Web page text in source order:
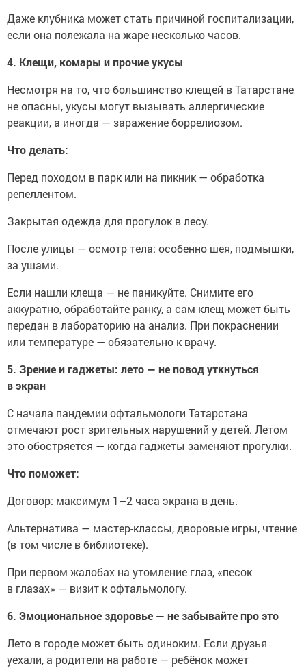
Даже клубника может стать причиной госпитализации,
если она полежала на жаре несколько часов.
4. Клещи, комары и прочие укусы
Несмотря на то, что большинство клещей в Татарстане
не опасны, укусы могут вызывать аллергические
реакции, а иногда — заражение боррелиозом.
Что делать:
Перед походом в парк или на пикник — обработка
репеллентом.
Закрытая одежда для прогулок в лесу.
После улицы — осмотр тела: особенно шея, подмышки,
за ушами.
Если нашли клеща — не паникуйте. Снимите его
аккуратно, обработайте ранку, а сам клещ может быть
передан в лабораторию на анализ. При покраснении
или температуре — обязательно к врачу.
5. Зрение и гаджеты: лето — не повод уткнуться
в экран
С начала пандемии офтальмологи Татарстана
отмечают рост зрительных нарушений у детей. Летом
это обостряется — когда гаджеты заменяют прогулки.
Что поможет:
Договор: максимум 1–2 часа экрана в день.
Альтернатива — мастер-классы, дворовые игры, чтение
(в том числе в библиотеке).
При первом жалобах на утомление глаз, «песок
в глазах» — визит к офтальмологу.
6. Эмоциональное здоровье — не забывайте про это
Лето в городе может быть одиноким. Если друзья
уехали, а родители на работе — ребёнок может